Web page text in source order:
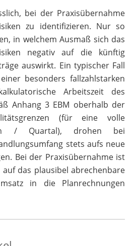
bei der Praxisübernahme
zu identifizieren. Nur so
in welchem Ausmaß sich das
negativ auf die künftig
auswirkt. Ein typischer Fall
besonders fallzahlstarken
Arbeitszeit des
Anhang 3 EBM oberhalb der
(für eine volle
/ Quartal), drohen bei
stets aufs neue
Bei der Praxisübernahme ist
das plausibel abrechenbare
in die Planrechnungen